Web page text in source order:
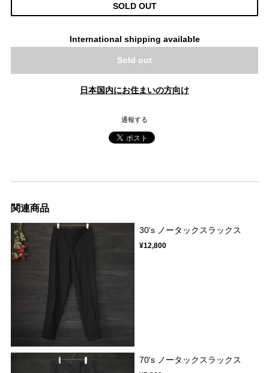
SOLD OUT
International shipping available
Sold out
日本国内にお住まいの方向け
通報する
関連商品
30's ノータックスラックス
¥12,800
70's ノータックスラックス